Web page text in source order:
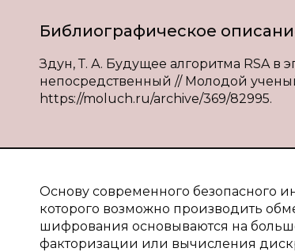
Библиографическое
Здун, Т. А. Будущее алгоритма RSA в
непосредственный // Молодой
https://moluch.ru/archive/369/82995.
Основу современного безопасного
которого возможно производить
шифрования основываются на
факторизации или вычисления